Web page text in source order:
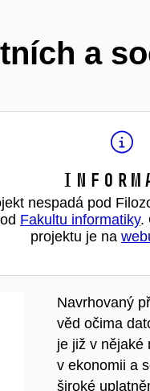
a
nespadá pod
Fakultu informatiky.
projektu je na
Navrhovaný
věd očima
je již v nějaké
v ekonomii a
široké